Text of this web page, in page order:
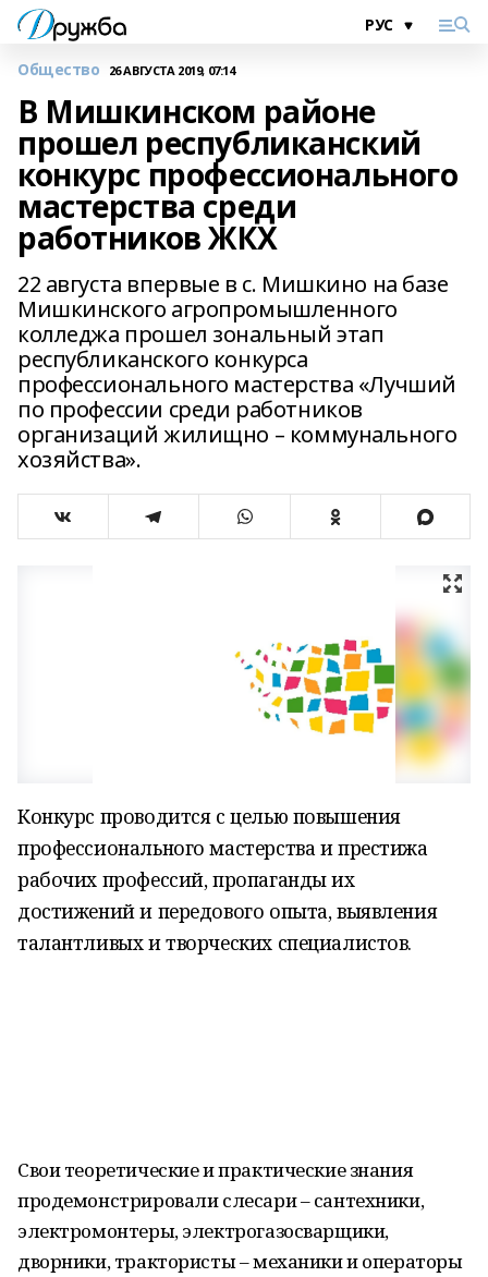
Общество 26 АВГУСТА 2019, 07:14
В Мишкинском районе
прошел республиканский
конкурс профессионального
мастерства среди
работников ЖКХ
22 августа впервые в с. Мишкино на базе
Мишкинского агропромышленного
колледжа прошел зональный этап
республиканского конкурса
профессионального мастерства «Лучший
по профессии среди работников
организаций жилищно – коммунального
хозяйства».
Конкурс проводится с целью повышения
профессионального мастерства и престижа
рабочих профессий, пропаганды их
достижений и передового опыта, выявления
талантливых и творческих специалистов.
Свои теоретические и практические знания
продемонстрировали слесари – сантехники,
электромонтеры, электрогазосварщики,
дворники, трактористы – механики и операторы